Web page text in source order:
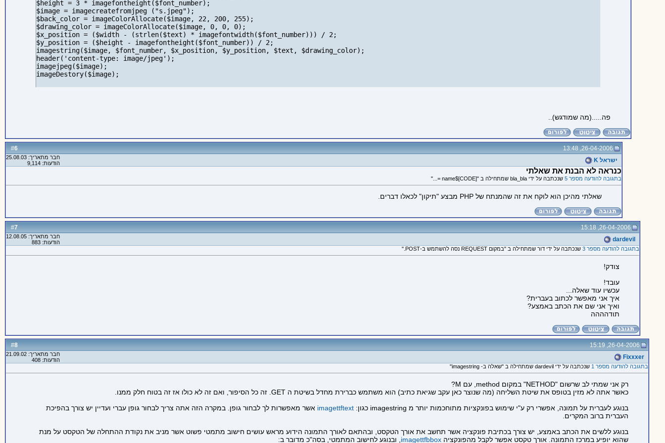
$height = 3 * imagefontheight($font_number);
$image = imagecreatefromjpeg ("s.jpeg");
$back_color = imageColorAllocate($image, 22, 200, 255);
$drawing_color = imageColorAllocate($image, 0, 0, 0);
$x_position = ($width - (strlen($text) * imagefontwidth($font_number))) / 2;
$y_position = ($height - imagefontheight($font_number)) / 2;
imagestring($image, $font_number, $x_position, $y_position, $text, $drawing_color);
header('content-type: image/jpeg');
imagejpeg($image);
imageDestory($image);
פה.....(מה שמודגש)..
#
6
26-04-2006, 13:48
ישראל K
חבר מתאריך: 25.08.03
הודעות: 9,114
כנראה לא הבנת את שאלתי
בתגובה להודעה מספר 5 שנכתבה על ידי bla_bla שמתחילה ב "[CODE]$name =..."
שאלתי מהיכן הוא לוקח את זה שהמנתח של PHP מבצע "תיקון" לכאלו דברים.
#
7
26-04-2006, 15:18
dardevil
חבר מתאריך: 12.08.05
הודעות: 883
בתגובה להודעה מספר 3
שנכתבה על ידי דור שמתחילה ב "במקום REQUEST נסה להשתמש ב-POST."
צודק!
עובד!
עכשיו עוד שאלה...
איך אני מאפשר לכתוב בעברית?
ואיך אני שם את הכתב באמצע?
תודהההה
#
8
26-04-2006, 15:19
Fixxxer
חבר מתאריך: 21.09.02
הודעות: 408
בתגובה להודעה מספר 1
שנכתבה על ידי dardevil שמתחילה ב "שאלה ב- imagestring"
רק אני שמתי לב שרשום "NETHOD" במקום method, עם M?
כאשר אתה לא מזין בטופס את שיטת השליחה (מה שנוצר כאן עקב שגיאת כתיב) הוא משתמש כברירת מחדל בשיטת ה GET. זה כל הסיפור, ואם זה לא כולו אז זה בטוח חלק ממנו.
בנוגע לעברית על תמונה, אפשרי רק ע"י שימוש בפונקציות מתוחכמות יותר מ imagestring כגון:
imagettftext אשר מאפשרות לך לבחור גופן. במקרה הזה אתה צריך לבחור גופן עברי ועדיין יש צורך בהפיכת
העברית ברוב המקרים.
בנוגע ללשים את הכתב באמצע, יש צורך בכתיבת פונקציה אשר תחשב את אורך הטקסט, ובהתאם לאורך התמונה הידוע מראש עושים חישוב מתמטי פשוט אשר מניב את נקודת ההתחלה של הטקסט על מנת
שהוא יופיע במרכז התמונה. אורך טקסט אפשר לקבל מהפונקציה imagettfbbox , ובנוגע לחישוב המתמטי, בסה"כ מדובר ב: